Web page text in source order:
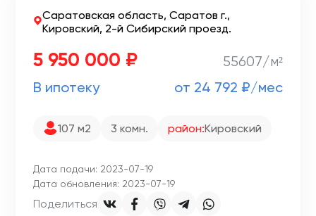
Саратовская область, Саратов г.,
Кировский, 2-й Сибирский проезд.
5 950 000 ₽ 55607/м²
В ипотеку от 24 792 ₽/мес
107 м2 3 комн. район:Кировский
Дата подачи: 2023-07-19
Дата обновления: 2023-07-19
Поделиться